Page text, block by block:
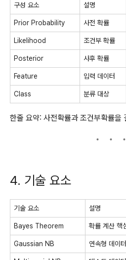
구성 요소 설명
Prior Probability 사전 확률
Likelihood 조건부 확률
Posterior 사후 확률
Feature 입력 데이터
Class 분류 대상
한줄 요약: 사전확률과 조건부확률을
4. 기술 요소
기술 요소 설명
Bayes Theorem 확률 계산 핵
Gaussian NB 연속형 데이